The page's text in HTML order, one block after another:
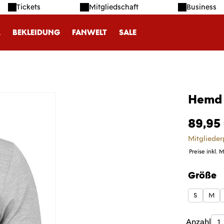
Tickets Mitgliedschaft Business
BEKLEIDUNG FANWELT SALE
89,95
Preise inkl.
Größe
S M
Anzahl